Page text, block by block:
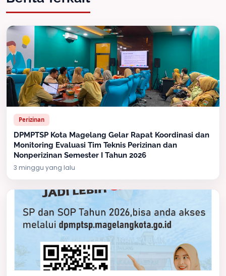
Perizinan
DPMPTSP Kota Magelang Gelar Rapat Koordinasi dan
Monitoring Evaluasi Tim Teknis Perizinan dan
Nonperizinan Semester I Tahun 2026
3 minggu yang lalu